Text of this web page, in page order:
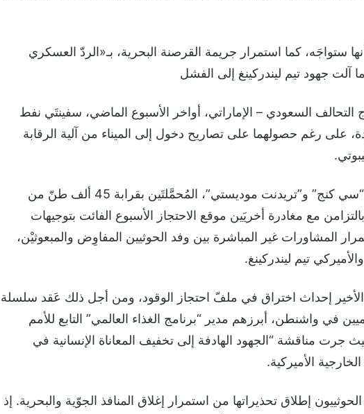
ستواجَه، كما استمرار جريمة القرصنة البحرية، بـ«الردّ العسكري
آلت جهود تيم ليندركينغ إلى الفشل
السعودي – الإماراتي، أواخر الأسبوع الماضي، سفينتَي نفط
على رغم حصولهما على تصاريح دخول إلى الميناء من آلية الرقابة
وجاء احتجاز السفينتَين، “سي كنج” و”تريدنت موديستي”، المُحمَّلتَين بقرابة 45 ألف طنّ من
مع مغادرة أخريَين موقع الاحتجاز الأسبوع الفائت بتوجيهات
المشاورات غير المباشرة بين وفد الحوثيين المفاوِض والمبعوثيْن،
تيم ليندركينغ.
الأخير إحداث اختراق في ملفّ احتجاز الوقود، ومن أجل ذلك عَقد سلسلة
في واشنطن، أبرزهم مدير “برنامج الغذاء العالمي” التابع للأمم
جرت مناقشة “الجهود الهادفة إلى تخفيف المعاناة الإنسانية في
الأميركية.
إطلاق تحذيراتها من استمرار إغلاق المنافذ الجوّية والبحرية. إذ